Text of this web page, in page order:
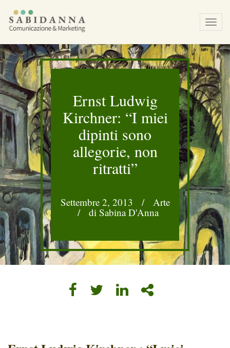
Ernst Ludwig
Kirchner: “I miei
dipinti sono
allegorie, non
ritratti”
Settembre 2, 2013 / Arte
/ di Sabina D'Anna